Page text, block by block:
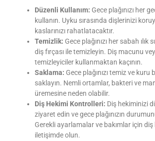
Düzenli Kullanım: Gece plağınızı her
kullanın. Uyku sırasında dişlerinizi
kaslarınızı rahatlatacaktır.
Temizlik: Gece plağınızı her sabah
diş fırçası ile temizleyin. Diş macunu
temizleyiciler kullanmaktan kaçının.
Saklama: Gece plağınızı temiz ve kuru
saklayın. Nemli ortamlar, bakteri ve
üremesine neden olabilir.
Diş Hekimi Kontrolleri: Diş hekiminizi
ziyaret edin ve gece plağınızın
Gerekli ayarlamalar ve bakımlar için
iletişimde olun.